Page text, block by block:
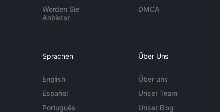
Werden Sie
Anbieter
DMCA
Sprachen
English
Español
Português
Über Uns
Über uns
Unser Team
Unser Blog